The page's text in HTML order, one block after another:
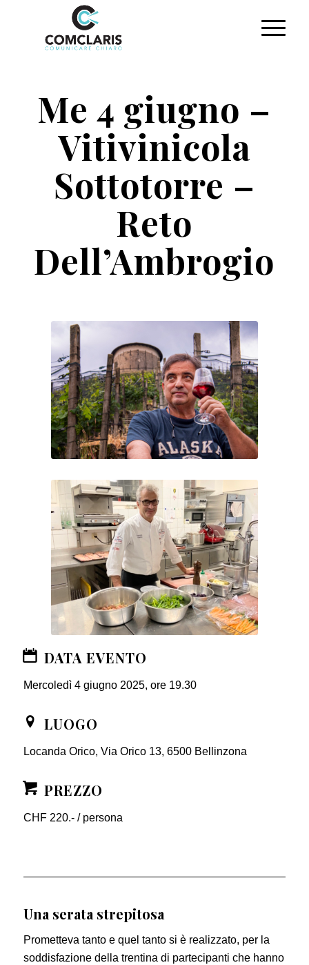
Me 4 giugno –
Vitivinicola
Sottotorre –
Reto
Dell’Ambrogio
DATA EVENTO
Mercoledì 4 giugno 2025, ore 19.30
LUOGO
Locanda Orico, Via Orico 13, 6500 Bellinzona
PREZZO
CHF 220.- / persona
Una serata strepitosa
Prometteva tanto e quel tanto si è realizzato, per la
soddisfazione della trentina di partecipanti che hanno